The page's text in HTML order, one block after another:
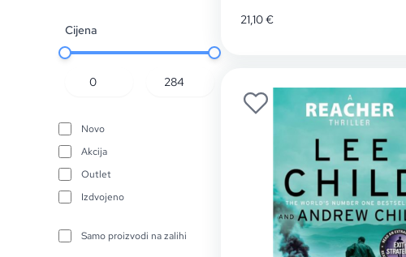
Cijena
Novo
Akcija
Outlet
Izdvojeno
Samo proizvodi na zalihi
21,10€